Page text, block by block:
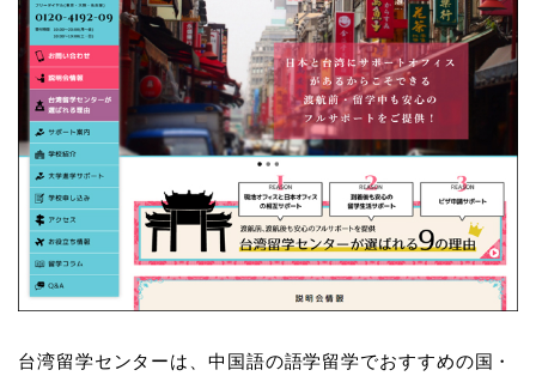
台湾留学センターは、中国語の語学留学でおすすめの国・